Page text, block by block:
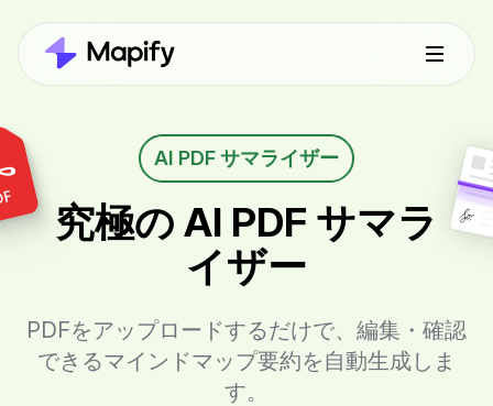
AI PDF サマライザー
究極の AI PDF サマラ
イザー
PDFをアップロードするだけで、編集・確認
できるマインドマップ要約を自動生成しま
す。